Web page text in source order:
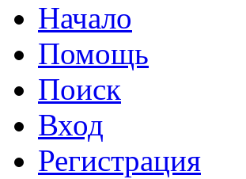
Начало
Помощь
Поиск
Вход
Регистрация